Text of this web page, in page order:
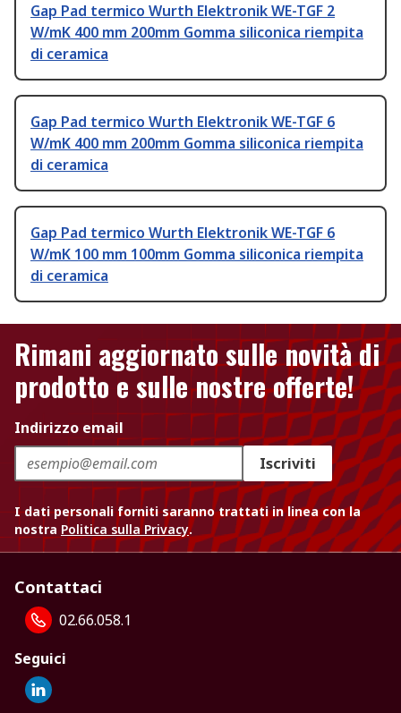
Gap Pad termico Wurth Elektronik WE-TGF 2
W/mK 400 mm 200mm Gomma siliconica riempita
di ceramica
Gap Pad termico Wurth Elektronik WE-TGF 6
W/mK 400 mm 200mm Gomma siliconica riempita
di ceramica
Gap Pad termico Wurth Elektronik WE-TGF 6
W/mK 100 mm 100mm Gomma siliconica riempita
di ceramica
Rimani aggiornato sulle novità di
prodotto e sulle nostre offerte!
Indirizzo email
Iscriviti
I dati personali forniti saranno trattati in linea con la
nostra Politica sulla Privacy.
Contattaci
02.66.058.1
Seguici